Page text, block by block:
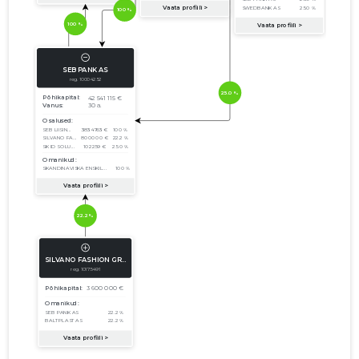
2013
31.12.2013
17.04.2014 Laadi alla
01.01.2012–
31.12.2012
01.01.2011–
31.12.2011
2010
31.12.2010
2009
01.01.2009–
31.12.2009
2008
01.01.2008–
31.12.2008
2007
01.01.2007–